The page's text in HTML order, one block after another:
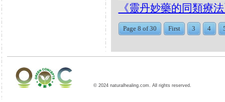
《靈丹妙藥的同類療
Page 8 of 30 First 3 4
© 2024 naturalhealing.com. All rights reserved.